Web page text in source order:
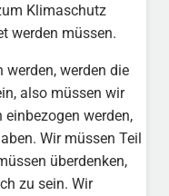
Klimaschutz
werden müssen.
werden, werden die
also müssen wir
werden,
Wir müssen Teil
überdenken,
zu sein. Wir